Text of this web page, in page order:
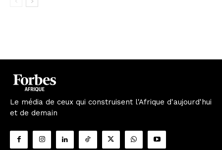
Le média de ceux qui construisent l'Afrique d'aujourd'hui
et de demain